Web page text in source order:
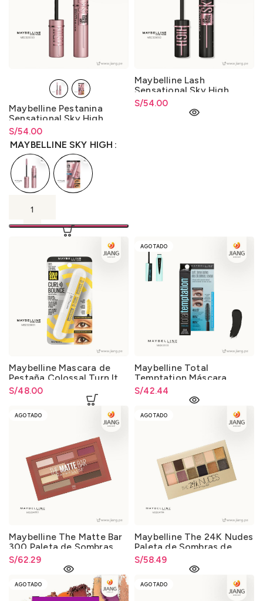
Maybelline Pestanina
Sensational Sky High
S/54.00
Rango de precios: desde
S/54.00hastaS/54.00
MAYBELLINE SKY HIGH
Maybelline Lash
Sensational Sky High
Cosmic Black 7.2ml.
S/54.00
Maybelline Mascara de
Pestaña Colossal Turn It
Up 10ml – Normal
S/48.00
AGOTADO
Maybelline Total
Temptation Máscara
Impermeable 9.0ml.
S/42.44
AGOTADO
Maybelline The Matte Bar
300 Paleta de Sombras
9.7gr.
S/62.29
AGOTADO
Maybelline The 24K Nudes
Paleta de Sombras de
Ojos 9.6gr.
S/58.49
AGOTADO AGOTADO